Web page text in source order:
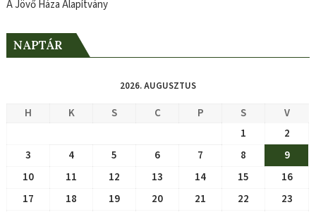
A Jövő Háza Alapítvány
NAPTÁR
2026. AUGUSZTUS
H K S C P S
V
1
2
3
4 5 6 7 8
9
10
11 12 13 14 15
16
17
18 19 20 21 22
23